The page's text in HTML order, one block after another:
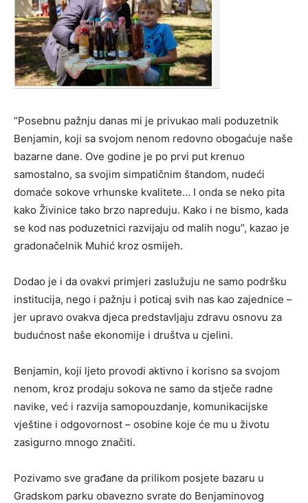
“Posebnu pažnju danas mi je privukao mali poduzetnik
Benjamin, koji sa svojom nenom redovno obogaćuje naše
bazarne dane. Ove godine je po prvi put krenuo
samostalno, sa svojim simpatičnim štandom, nudeći
domaće sokove vrhunske kvalitete… I onda se neko pita
kako Živinice tako brzo napreduju. Kako i ne bismo, kada
se kod nas poduzetnici razvijaju od malih nogu”, kazao je
gradonačelnik Muhić kroz osmijeh.
Dodao je i da ovakvi primjeri zaslužuju ne samo podršku
institucija, nego i pažnju i poticaj svih nas kao zajednice –
jer upravo ovakva djeca predstavljaju zdravu osnovu za
budućnost naše ekonomije i društva u cjelini.
Benjamin, koji ljeto provodi aktivno i korisno sa svojom
nenom, kroz prodaju sokova ne samo da stječe radne
navike, već i razvija samopouzdanje, komunikacijske
vještine i odgovornost – osobine koje će mu u životu
zasigurno mnogo značiti.
Pozivamo sve građane da prilikom posjete bazaru u
Gradskom parku obavezno svrate do Benjaminovog